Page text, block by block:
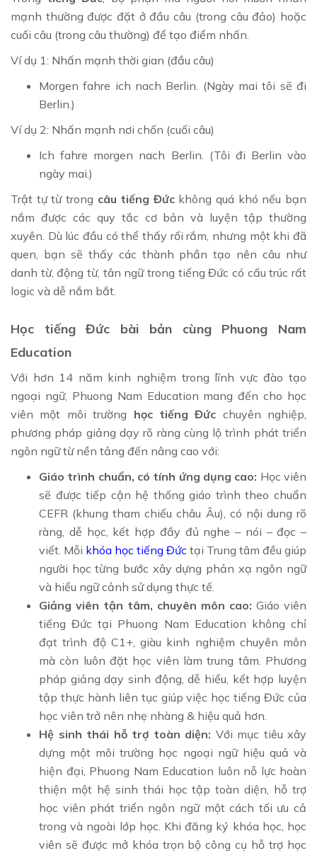
mạnh thường được đặt ở đầu câu (trong câu đảo) hoặc
cuối câu (trong câu thường) để tạo điểm nhấn.
Ví dụ 1: Nhấn mạnh thời gian (đầu câu)
Morgen fahre ich nach Berlin. (Ngày mai tôi sẽ đi
Berlin.)
Ví dụ 2: Nhấn mạnh nơi chốn (cuối câu)
Ich fahre morgen nach Berlin. (Tôi đi Berlin vào
ngày mai.)
Trật tự từ trong câu tiếng Đứckhông quá khó nếu bạn
nắm được các quy tắc cơ bản và luyện tập thường
xuyên. Dù lúc đầu có thể thấy rối rắm, nhưng một khi đã
quen, bạn sẽ thấy các thành phần tạo nên câu như
danh từ, động từ, tân ngữ trong tiếng Đức có cấu trúc rất
logic và dễ nắm bắt.
Học tiếng Đức bài bản cùng Phuong Nam
Education
Với hơn 14 năm kinh nghiệm trong lĩnh vực đào tạo
ngoại ngữ, Phuong Nam Education mang đến cho học
viên một môi trường học tiếng Đức chuyên nghiệp,
phương pháp giảng dạy rõ ràng cùng lộ trình phát triển
ngôn ngữ từ nền tảng đến nâng cao với:
Giáo trình chuẩn, có tính ứng dụng cao: Học viên
sẽ được tiếp cận hệ thống giáo trình theo chuẩn
CEFR (khung tham chiếu châu Âu), có nội dung rõ
ràng, dễ học, kết hợp đầy đủ nghe – nói – đọc –
viết. Mỗi khóa học tiếng Đức tại Trung tâm đều giúp
người học từng bước xây dựng phản xạ ngôn ngữ
và hiểu ngữ cảnh sử dụng thực tế.
Giảng viên tận tâm, chuyên môn cao: Giáo viên
tiếng Đức tại Phuong Nam Education không chỉ
đạt trình độ C1+, giàu kinh nghiệm chuyên môn
mà còn luôn đặt học viên làm trung tâm. Phương
pháp giảng dạy sinh động, dễ hiểu, kết hợp luyện
tập thực hành liên tục giúp việc học tiếng Đức của
học viên trở nên nhẹ nhàng & hiệu quả hơn.
Hệ sinh thái hỗ trợ toàn diện: Với mục tiêu xây
dựng một môi trường học ngoại ngữ hiệu quả và
hiện đại, Phuong Nam Education luôn nỗ lực hoàn
thiện một hệ sinh thái học tập toàn diện, hỗ trợ
học viên phát triển ngôn ngữ một cách tối ưu cả
trong và ngoài lớp học. Khi đăng ký khóa học, học
viên sẽ được mở khóa trọn bộ công cụ hỗ trợ học